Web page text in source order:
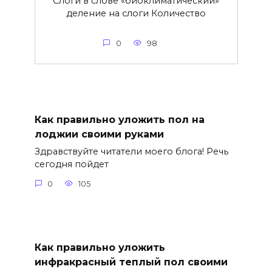
деление на слоги Количество
0 98
Как правильно уложить пол на
лоджии своими руками
Здравствуйте читатели моего блога! Речь
сегодня пойдет
0 105
Как правильно уложить
инфракрасный теплый пол своими